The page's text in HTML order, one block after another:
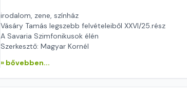
irodalom, zene, színház
Vásáry Tamás legszebb felvételeiből XXVI/25.rész
A Savaria Szimfonikusok élén
Szerkesztő: Magyar Kornél
» bővebben...